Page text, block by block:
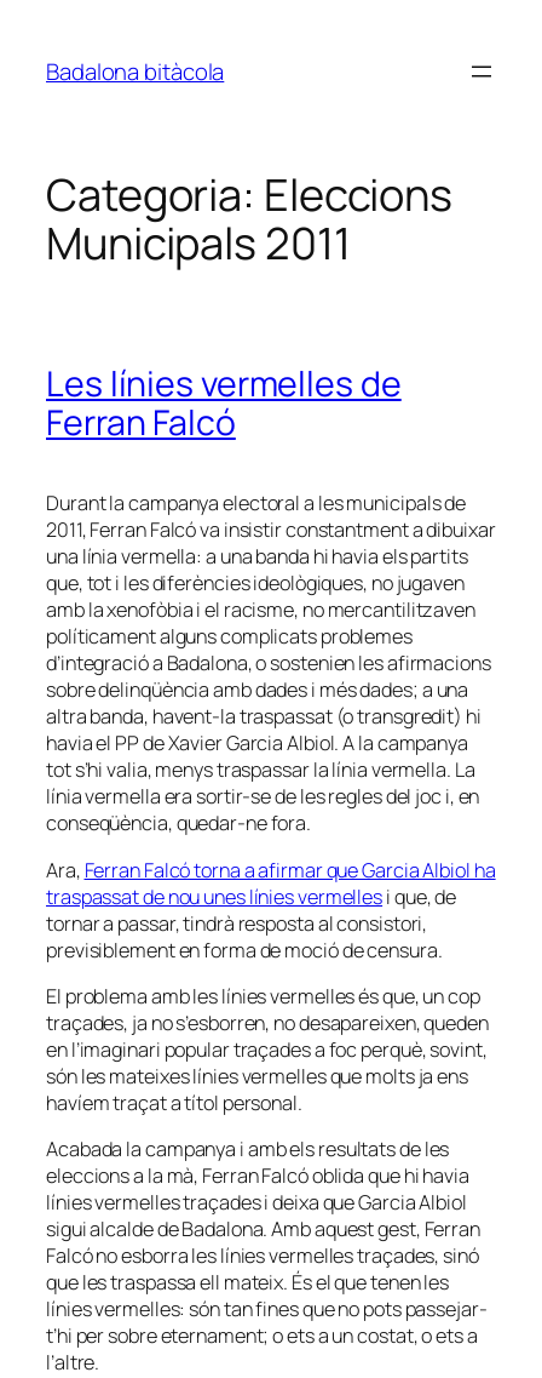
contingut
Badalona bitàcola
Categoria: Eleccions
Municipals 2011
Les línies vermelles de
Ferran Falcó
Durant la campanya electoral a les municipals de
2011, Ferran Falcó va insistir constantment a dibuixar
una línia vermella: a una banda hi havia els partits
que, tot i les diferències ideològiques, no jugaven
amb la xenofòbia i el racisme, no mercantilitzaven
políticament alguns complicats problemes
d’integració a Badalona, o sostenien les afirmacions
sobre delinqüència amb dades i més dades; a una
altra banda, havent-la traspassat (o transgredit) hi
havia el PP de Xavier Garcia Albiol. A la campanya
tot s’hi valia, menys traspassar la línia vermella. La
línia vermella era sortir-se de les regles del joc i, en
conseqüència, quedar-ne fora.
Ara, Ferran Falcó torna a afirmar que Garcia Albiol ha
traspassat de nou unes línies vermellesi que, de
tornar a passar, tindrà resposta al consistori,
previsiblement en forma de moció de censura.
El problema amb les línies vermelles és que, un cop
traçades, ja no s’esborren, no desapareixen, queden
en l’imaginari popular traçades a foc perquè, sovint,
són les mateixes línies vermelles que molts ja ens
havíem traçat a títol personal.
Acabada la campanya i amb els resultats de les
eleccions a la mà, Ferran Falcó oblida que hi havia
línies vermelles traçades i deixa que Garcia Albiol
sigui alcalde de Badalona. Amb aquest gest, Ferran
Falcó no esborra les línies vermelles traçades, sinó
que les traspassa ell mateix. És el que tenen les
línies vermelles: són tan fines que no pots passejar-
t’hi per sobre eternament; o ets a un costat, o ets a
l’altre.